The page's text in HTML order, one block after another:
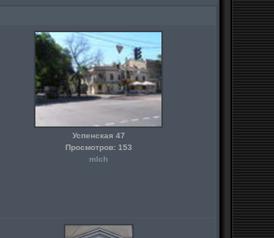
Успенская 47
Просмотров: 153
mlch